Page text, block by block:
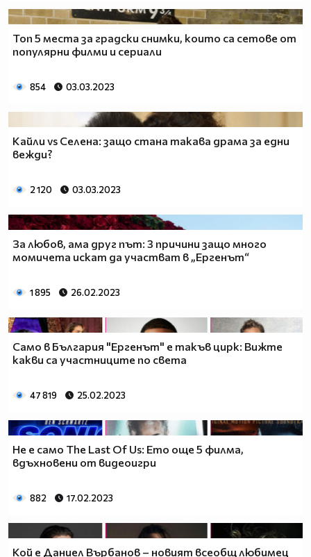
Топ 5 места за градски снимки, които са сетове от
популярни филми и сериали
854 03.03.2023
Кайли vs Селена: защо стана такава драма за едни
вежди?
2 120 03.03.2023
За любов, ама друг път: 3 причини защо много
момичета искат да участват в „Ергенът“
1 895 26.02.2023
Само в България "Ергенът" е такъв цирк: Вижте
какви са участниците по света
47 819 25.02.2023
Не е само The Last Of Us: Ето още 5 филма,
вдъхновени от видеоигри
882 17.02.2023
Кой е Даниел Върбанов – новият всеобщ любимец